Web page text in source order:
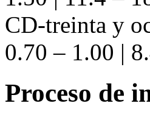
CD-treinta y
0.70 – 1.00 |
Proceso de